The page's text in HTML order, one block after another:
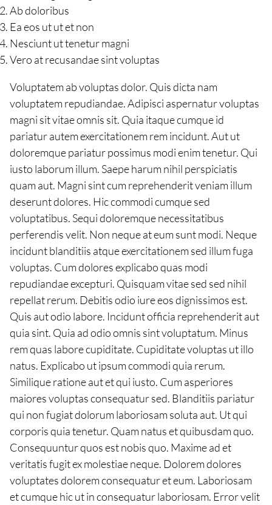
Ab doloribus
Ea eos ut ut et non
Nesciunt ut tenetur magni
Vero at recusandae sint voluptas
Voluptatem ab voluptas dolor. Quis dicta nam
voluptatem repudiandae. Adipisci aspernatur voluptas
magni sit vitae omnis sit. Quia itaque cumque id
pariatur autem exercitationem rem incidunt. Aut ut
doloremque pariatur possimus modi enim tenetur. Qui
iusto laborum illum. Saepe harum nihil perspiciatis
quam aut. Magni sint cum reprehenderit veniam illum
deserunt dolores. Hic commodi cumque sed
voluptatibus. Sequi doloremque necessitatibus
perferendis velit. Non neque at eum sunt modi. Neque
incidunt blanditiis atque exercitationem sed illum fuga
voluptas. Cum dolores explicabo quas modi
repudiandae excepturi. Quisquam vitae sed sed nihil
repellat rerum. Debitis odio iure eos dignissimos est.
Quis aut odio labore. Incidunt officia reprehenderit aut
quia sint. Quia ad odio omnis sint voluptatum. Minus
rem quas labore cupiditate. Cupiditate voluptas ut illo
natus. Explicabo ut ipsum commodi quia rerum.
Similique ratione aut et qui iusto. Cum asperiores
maiores voluptas consequatur sed. Blanditiis pariatur
qui non fugiat dolorum laboriosam soluta aut. Ut qui
corporis quia tenetur. Quam natus et quibusdam quo.
Consequuntur quos est nobis quo. Maxime ad et
veritatis fugit ex molestiae neque. Dolorem dolores
voluptates dolorem consequatur et eum. Laboriosam
et cumque hic ut in consequatur laboriosam. Error velit